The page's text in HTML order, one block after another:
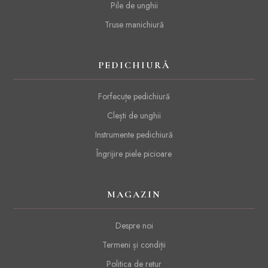
Pile de unghii
Truse manichiură
PEDICHIURĂ
Forfecuțe pedichiură
Clești de unghii
Instrumente pedichiură
Îngrijire piele picioare
MAGAZIN
Despre noi
Termeni și condiții
Politica de retur